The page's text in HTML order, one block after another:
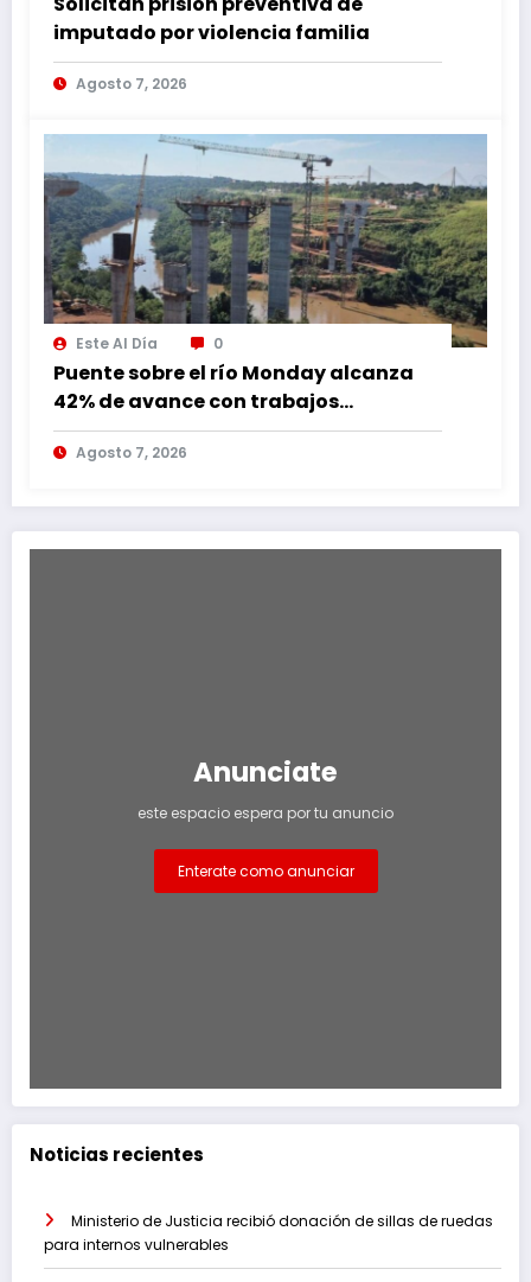
imputado por violencia familia
Agosto 7, 2026
Este Al Día 0
Puente sobre el río Monday alcanza
42% de avance con trabajos
continuos
Agosto 7, 2026
Anunciate
este espacio espera por tu anuncio
Enterate como anunciar
Noticias recientes
Ministerio de Justicia recibió donación de sillas de ruedas
para internos vulnerables